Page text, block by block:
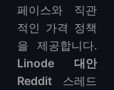
페이스와 직관
적인 가격 정책
을 제공합니다.
Linode 대안
Reddit 스레드